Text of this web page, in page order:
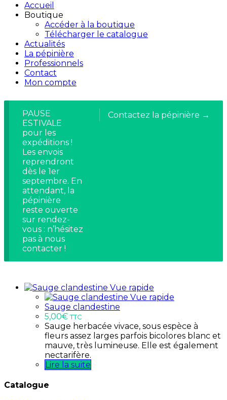
Accueil
Boutique
Accéder à la boutique
Télécharger le catalogue
Actualités
La pépinière
Professionnels
Contact
Mon compte
Contactez la pépinière →
PAUSE
ESTIVALE
pour les
expéditions !
Les envois
reprendront
dès le 1er
septembre. En
attendant, la
pépinière
reste ouverte
sur rendez-
vous : n’hésitez
pas à nous
contacter !
Vue rapide
Vue rapide
Sauge clandestine
5,00€ TTC
Sauge herbacée vivace, sous espèce à
fleurs assez larges parfois bicolores blanc et
mauve, très lumineuse. Elle est également
nectarifère.
Lire la suite
Catalogue